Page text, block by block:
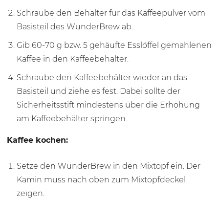
Schraube den Behälter für das Kaffeepulver vom
Basisteil des WunderBrew ab.
Gib 60-70 g bzw. 5 gehäufte Esslöffel gemahlenen
Kaffee in den Kaffeebehälter.
Schraube den Kaffeebehälter wieder an das
Basisteil und ziehe es fest. Dabei sollte der
Sicherheitsstift mindestens über die Erhöhung
am Kaffeebehälter springen.
Kaffee kochen:
Setze den WunderBrew in den Mixtopf ein. Der
Kamin muss nach oben zum Mixtopfdeckel
zeigen.